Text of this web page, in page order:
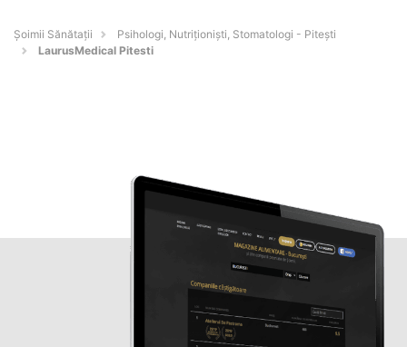
Şoimii Sănătații
Psihologi, Nutriționiști, Stomatologi - Piteşti
LaurusMedical Pitesti